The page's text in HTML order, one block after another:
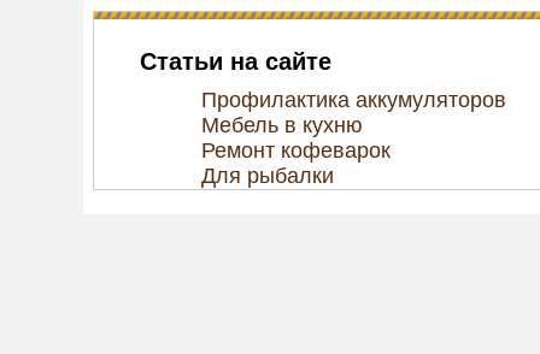
Статьи на сайте
Профилактика аккумуляторов
Мебель в кухню
Ремонт кофеварок
Для рыбалки